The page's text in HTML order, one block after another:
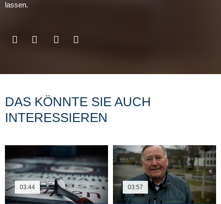
lassen.
DAS KÖNNTE SIE AUCH
INTERESSIEREN
03:44 03:57